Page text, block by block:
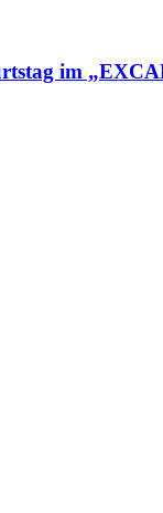
im